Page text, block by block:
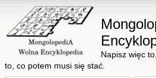
Napisz więc
to, co potem musi się stać.